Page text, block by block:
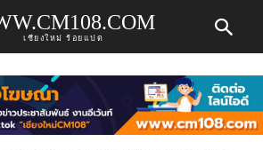
เชียงใหม่ ร้อยแปด